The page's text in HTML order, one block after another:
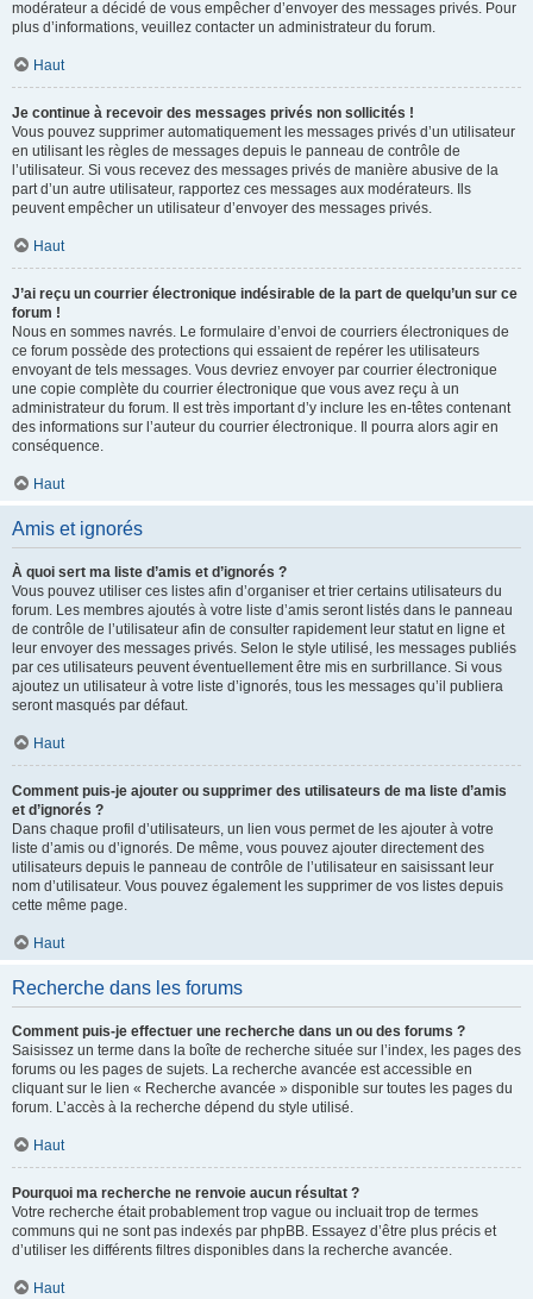
modérateur a décidé de vous empêcher d’envoyer des messages privés. Pour
plus d’informations, veuillez contacter un administrateur du forum.
Haut
Je continue à recevoir des messages privés non sollicités !
Vous pouvez supprimer automatiquement les messages privés d’un utilisateur
en utilisant les règles de messages depuis le panneau de contrôle de
l’utilisateur. Si vous recevez des messages privés de manière abusive de la
part d’un autre utilisateur, rapportez ces messages aux modérateurs. Ils
peuvent empêcher un utilisateur d’envoyer des messages privés.
Haut
J’ai reçu un courrier électronique indésirable de la part de quelqu’un sur ce
forum !
Nous en sommes navrés. Le formulaire d’envoi de courriers électroniques de
ce forum possède des protections qui essaient de repérer les utilisateurs
envoyant de tels messages. Vous devriez envoyer par courrier électronique
une copie complète du courrier électronique que vous avez reçu à un
administrateur du forum. Il est très important d’y inclure les en-têtes contenant
des informations sur l’auteur du courrier électronique. Il pourra alors agir en
conséquence.
Haut
Amis et ignorés
À quoi sert ma liste d’amis et d’ignorés ?
Vous pouvez utiliser ces listes afin d’organiser et trier certains utilisateurs du
forum. Les membres ajoutés à votre liste d’amis seront listés dans le panneau
de contrôle de l’utilisateur afin de consulter rapidement leur statut en ligne et
leur envoyer des messages privés. Selon le style utilisé, les messages publiés
par ces utilisateurs peuvent éventuellement être mis en surbrillance. Si vous
ajoutez un utilisateur à votre liste d’ignorés, tous les messages qu’il publiera
seront masqués par défaut.
Haut
Comment puis-je ajouter ou supprimer des utilisateurs de ma liste d’amis
et d’ignorés ?
Dans chaque profil d’utilisateurs, un lien vous permet de les ajouter à votre
liste d’amis ou d’ignorés. De même, vous pouvez ajouter directement des
utilisateurs depuis le panneau de contrôle de l’utilisateur en saisissant leur
nom d’utilisateur. Vous pouvez également les supprimer de vos listes depuis
cette même page.
Haut
Recherche dans les forums
Comment puis-je effectuer une recherche dans un ou des forums ?
Saisissez un terme dans la boîte de recherche située sur l’index, les pages des
forums ou les pages de sujets. La recherche avancée est accessible en
cliquant sur le lien « Recherche avancée » disponible sur toutes les pages du
forum. L’accès à la recherche dépend du style utilisé.
Haut
Pourquoi ma recherche ne renvoie aucun résultat ?
Votre recherche était probablement trop vague ou incluait trop de termes
communs qui ne sont pas indexés par phpBB. Essayez d’être plus précis et
d’utiliser les différents filtres disponibles dans la recherche avancée.
Haut